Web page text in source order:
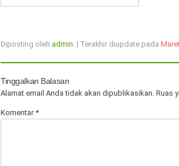
Diposting oleh admin. | Terakhir diupdate pada
Tinggalkan Balasan
Alamat email Anda tidak akan dipublikasikan. Ruas
Komentar*